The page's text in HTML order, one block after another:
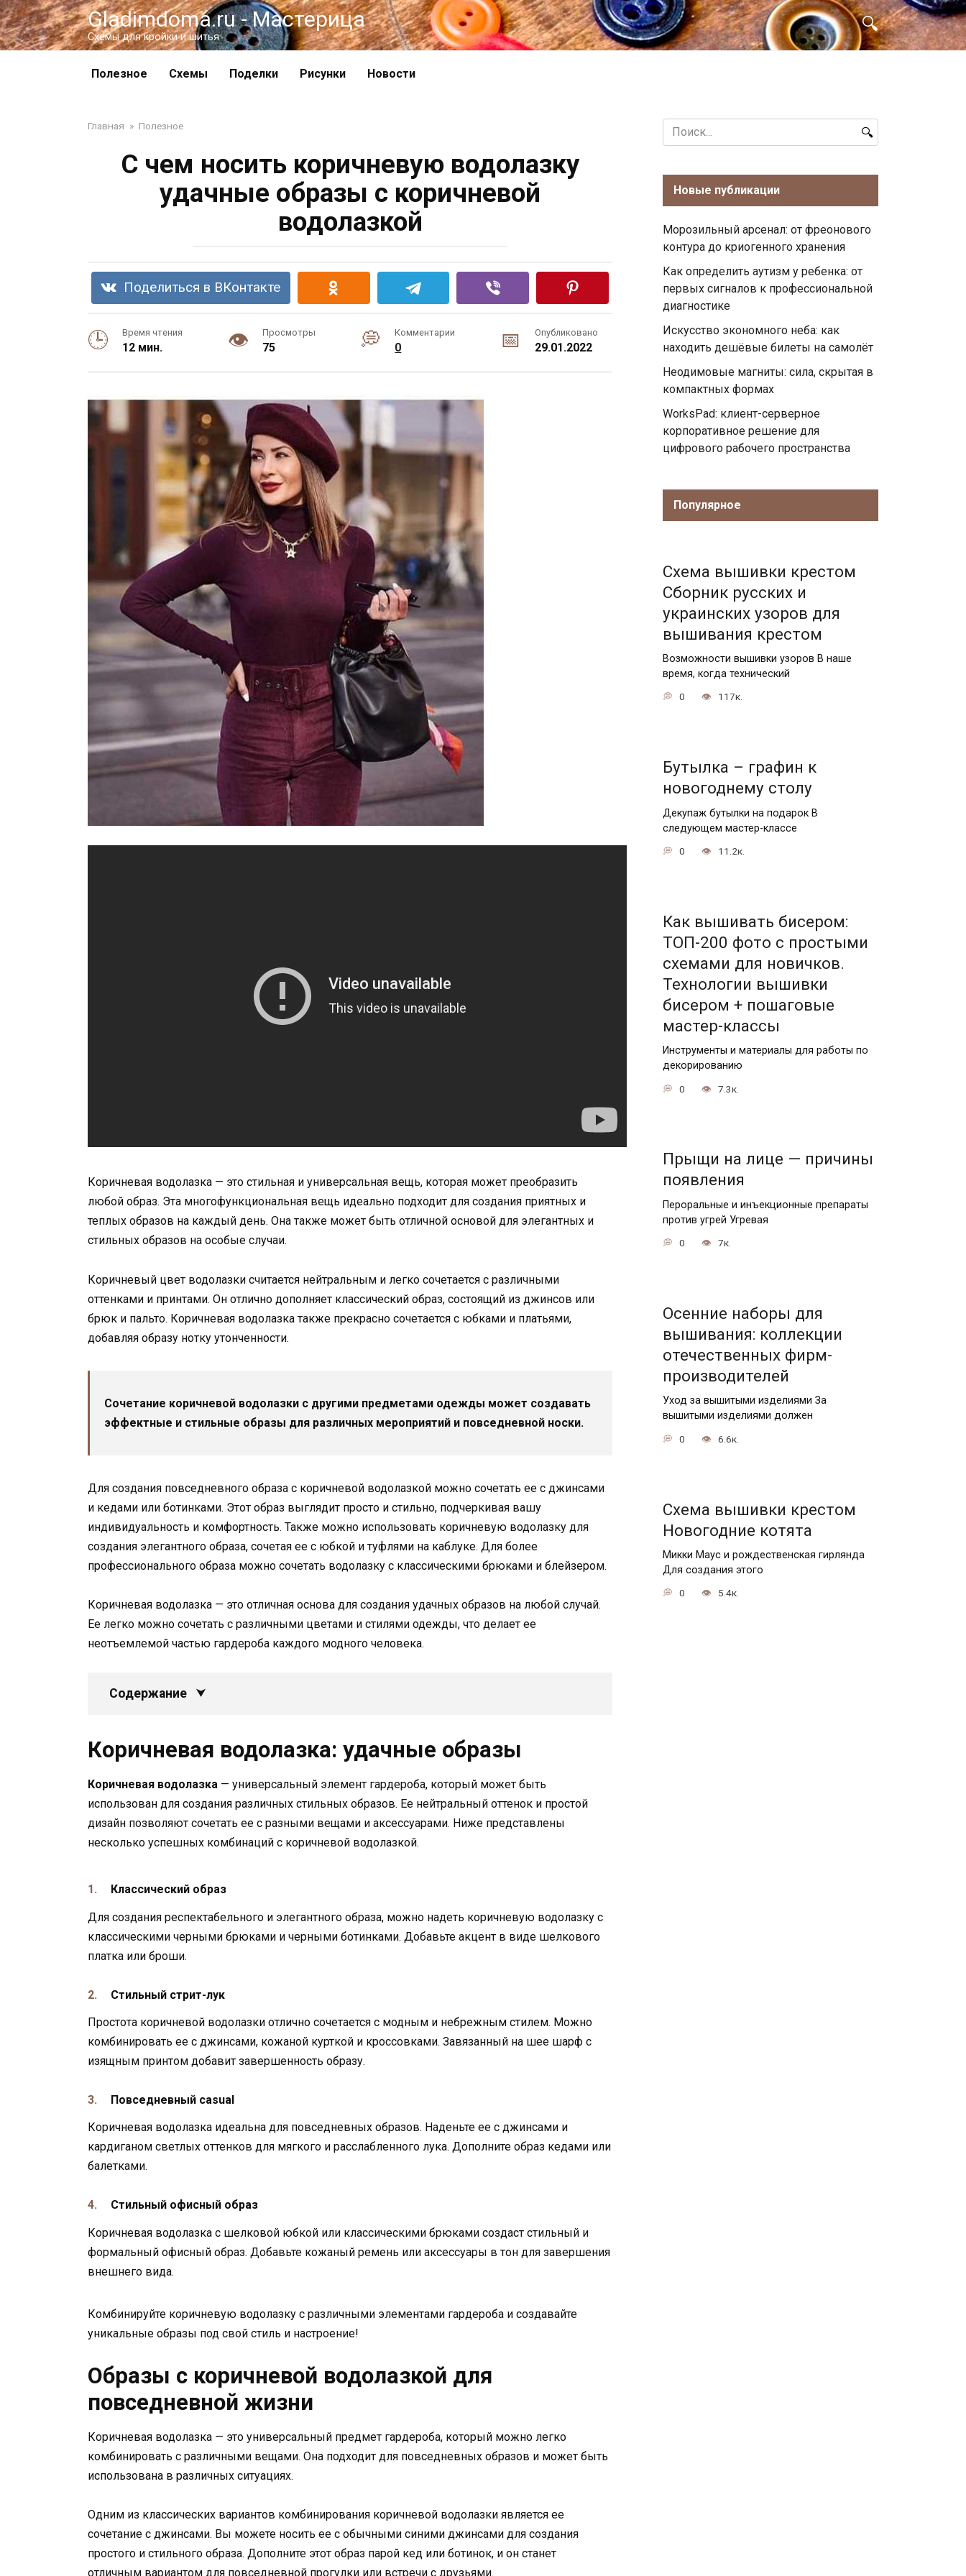
Перейти
к
контенту
Gladimdoma.ru - Мастерица
Схемы для кройки и шитья
Полезное Схемы Поделки Рисунки Новости
Главная » Полезное
С чем носить коричневую водолазку
удачные образы с коричневой
водолазкой
Поделиться в ВКонтакте
Время чтения
12 мин.
Просмотры
75
Комментарии
0
Опубликовано
29.01.2022
Коричневая водолазка — это стильная и универсальная вещь, которая может преобразить
любой образ. Эта многофункциональная вещь идеально подходит для создания приятных и
теплых образов на каждый день. Она также может быть отличной основой для элегантных и
стильных образов на особые случаи.
Коричневый цвет водолазки считается нейтральным и легко сочетается с различными
оттенками и принтами. Он отлично дополняет классический образ, состоящий из джинсов или
брюк и пальто. Коричневая водолазка также прекрасно сочетается с юбками и платьями,
добавляя образу нотку утонченности.
Сочетание коричневой водолазки с другими предметами одежды может создавать
эффектные и стильные образы для различных мероприятий и повседневной носки.
Для создания повседневного образа с коричневой водолазкой можно сочетать ее с джинсами
и кедами или ботинками. Этот образ выглядит просто и стильно, подчеркивая вашу
индивидуальность и комфортность. Также можно использовать коричневую водолазку для
создания элегантного образа, сочетая ее с юбкой и туфлями на каблуке. Для более
профессионального образа можно сочетать водолазку с классическими брюками и блейзером.
Коричневая водолазка — это отличная основа для создания удачных образов на любой случай.
Ее легко можно сочетать с различными цветами и стилями одежды, что делает ее
неотъемлемой частью гардероба каждого модного человека.
Содержание
Коричневая водолазка: удачные образы
Коричневая водолазка — универсальный элемент гардероба, который может быть
использован для создания различных стильных образов. Ее нейтральный оттенок и простой
дизайн позволяют сочетать ее с разными вещами и аксессуарами. Ниже представлены
несколько успешных комбинаций с коричневой водолазкой.
Классический образ
Для создания респектабельного и элегантного образа, можно надеть коричневую водолазку с
классическими черными брюками и черными ботинками. Добавьте акцент в виде шелкового
платка или броши.
Стильный стрит-лук
Простота коричневой водолазки отлично сочетается с модным и небрежным стилем. Можно
комбинировать ее с джинсами, кожаной курткой и кроссовками. Завязанный на шее шарф с
изящным принтом добавит завершенность образу.
Повседневный casual
Коричневая водолазка идеальна для повседневных образов. Наденьте ее с джинсами и
кардиганом светлых оттенков для мягкого и расслабленного лука. Дополните образ кедами или
балетками.
Стильный офисный образ
Коричневая водолазка с шелковой юбкой или классическими брюками создаст стильный и
формальный офисный образ. Добавьте кожаный ремень или аксессуары в тон для завершения
внешнего вида.
Комбинируйте коричневую водолазку с различными элементами гардероба и создавайте
уникальные образы под свой стиль и настроение!
Образы с коричневой водолазкой для
повседневной жизни
Коричневая водолазка — это универсальный предмет гардероба, который можно легко
комбинировать с различными вещами. Она подходит для повседневных образов и может быть
использована в различных ситуациях.
Одним из классических вариантов комбинирования коричневой водолазки является ее
сочетание с джинсами. Вы можете носить ее с обычными синими джинсами для создания
простого и стильного образа. Дополните этот образ парой кед или ботинок, и он станет
отличным вариантом для повседневной прогулки или встречи с друзьями.
Search
for:
Новые публикации
Морозильный арсенал: от фреонового
контура до криогенного хранения
Как определить аутизм у ребенка: от
первых сигналов к профессиональной
диагностике
Искусство экономного неба: как
находить дешёвые билеты на самолёт
Неодимовые магниты: сила, скрытая в
компактных формах
WorksPad: клиент-серверное
корпоративное решение для
цифрового рабочего пространства
Популярное
Схема вышивки крестом
Сборник русских и
украинских узоров для
вышивания крестом
Возможности вышивки узоров В наше
время, когда технический
0 117к.
Бутылка – графин к
новогоднему столу
Декупаж бутылки на подарок В
следующем мастер-классе
0 11.2к.
Как вышивать бисером:
ТОП-200 фото с простыми
схемами для новичков.
Технологии вышивки
бисером + пошаговые
мастер-классы
Инструменты и материалы для работы по
декорированию
0 7.3к.
Прыщи на лице — причины
появления
Пероральные и инъекционные препараты
против угрей Угревая
0 7к.
Осенние наборы для
вышивания: коллекции
отечественных фирм-
производителей
Уход за вышитыми изделиями За
вышитыми изделиями должен
0 6.6к.
Схема вышивки крестом
Новогодние котята
Микки Маус и рождественская гирлянда
Для создания этого
0 5.4к.